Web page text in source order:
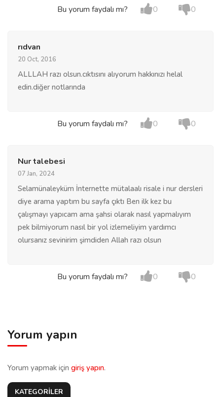
Bu yorum faydalı mı? 0 0
rıdvan
20 Oct, 2016
ALLLAH razı olsun.cıktısını alıyorum hakkınızı helal
edin.diğer notlarında
Bu yorum faydalı mı? 0 0
Nur talebesi
07 Jan, 2024
Selamünaleyküm İnternette mütalaalı risale i nur dersleri
diye arama yaptım bu sayfa çıktı Ben ilk kez bu
çalışmayı yapıcam ama şahsi olarak nasıl yapmalıyım
pek bilmiyorum nasıl bir yol izlemeliyim yardımcı
olursanız sevinirim şimdiden Allah razı olsun
Bu yorum faydalı mı? 0 0
Yorum yapın
Yorum yapmak için giriş yapın.
KATEGORİLER